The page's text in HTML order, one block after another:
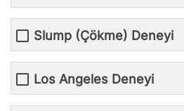
Slump (Çökme) Deneyi
Los Angeles Deneyi